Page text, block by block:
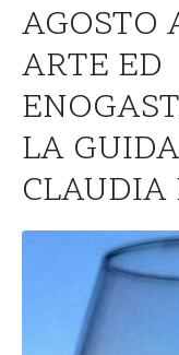
AGOSTO
ARTE ED
LA